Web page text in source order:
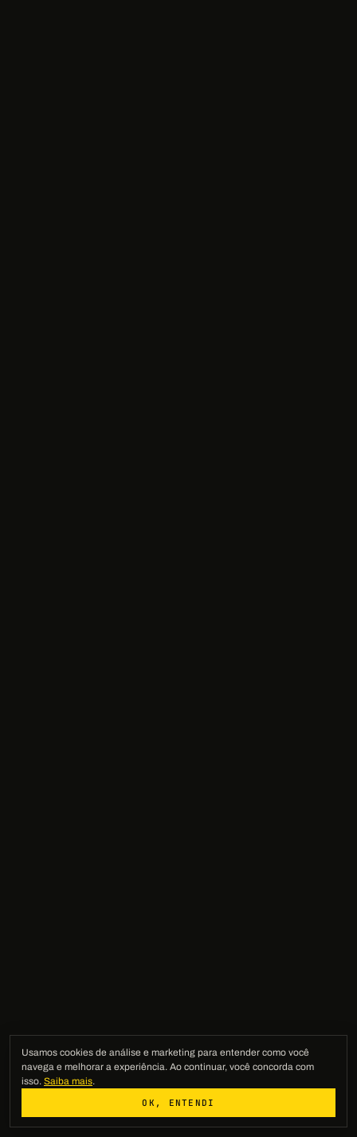
Usamos cookies de análise e marketing para entender como você
navega e melhorar a experiência. Ao continuar, você concorda com
isso. Saiba mais.
OK, ENTENDI